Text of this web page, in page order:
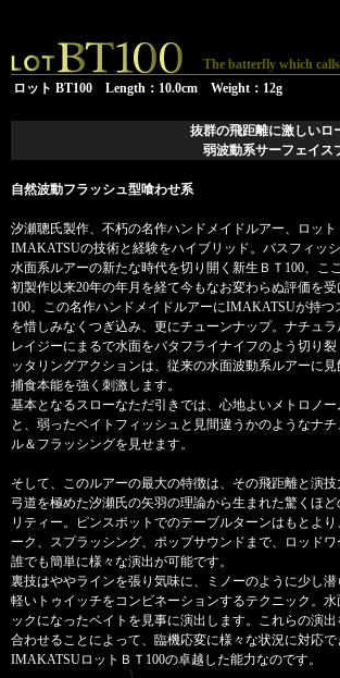
The batterfly which
ロット BT100 Length：10.0cm Weight：12g
抜群の飛距離に激しいロ
弱波動系サーフェイス
自然波動フラッシュ型喰わせ系
汐瀬聰氏製作、不朽の名作ハンドメイドルアー、ロット
IMAKATSUの技術と経験をハイブリッド。バスフィッ
水面系ルアーの新たな時代を切り開く新生ＢＴ100、こ
初製作以来20年の年月を経て今もなお変わらぬ評価を
100。この名作ハンドメイドルアーにIMAKATSUが持つ
を惜しみなくつぎ込み、更にチューンナップ。ナチュ
レイジーにまるで水面をバタフライナイフのよう切り
ッタリングアクションは、従来の水面波動系ルアーに
捕食本能を強く刺激します。
基本となるスローなただ引きでは、心地よいメトロノ
と、弱ったベイトフィッシュと見間違うかのようなナ
ル＆フラッシングを見せます。
そして、このルアーの最大の特徴は、その飛距離と演
弓道を極めた汐瀬氏の矢羽の理論から生まれた驚くほ
リティー。ピンスポットでのテーブルターンはもとよ
ーク、スプラッシング、ポップサウンドまで、ロッド
誰でも簡単に様々な演出が可能です。
裏技はややラインを張り気味に、ミノーのように少し
軽いトゥイッチをコンビネーションするテクニック。
ックになったベイトを見事に演出します。これらの演
合わせることによって、臨機応変に様々な状況に対応で
IMAKATSUロットＢＴ100の卓越した能力なのです。